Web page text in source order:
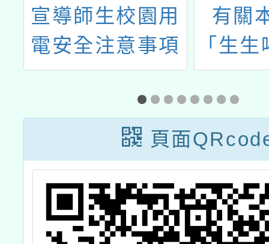
宣導師生校園用
電安全注意事項
有關
「生
園鈣
案，
並依
頁面